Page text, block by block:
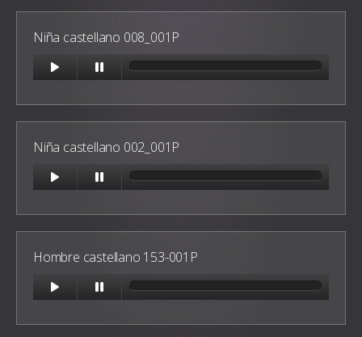
Niña castellano 008_001P
Niña castellano 002_001P
Hombre castellano 153-001P